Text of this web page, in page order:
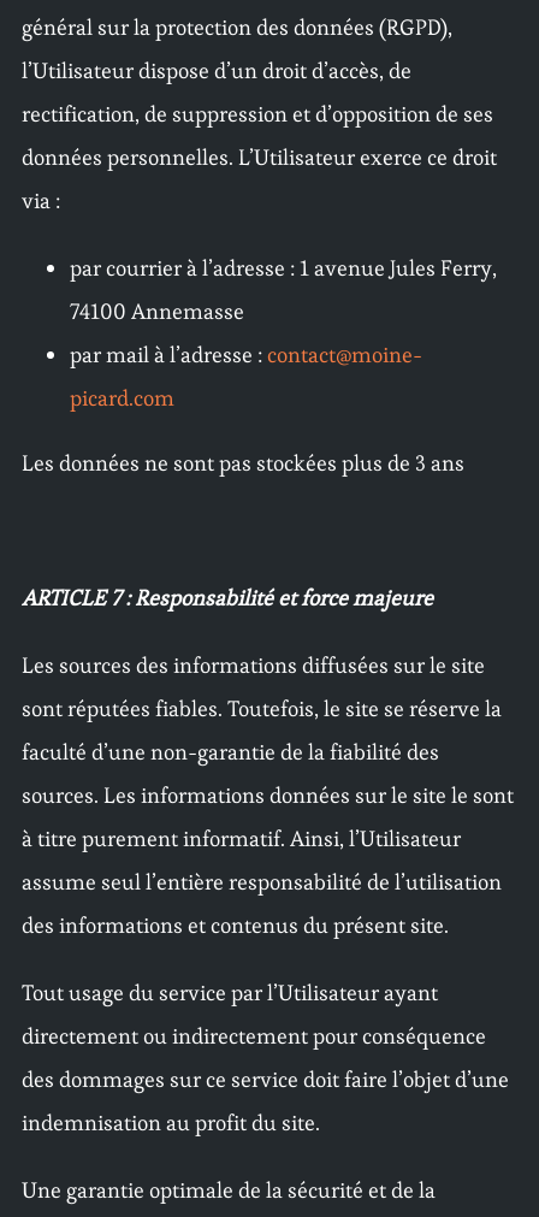
général sur la protection des données (RGPD),
l’Utilisateur dispose d’un droit d’accès, de
rectification, de suppression et d’opposition de ses
données personnelles. L’Utilisateur exerce ce droit
via :
par courrier à l’adresse : 1 avenue Jules Ferry,
74100 Annemasse
par mail à l’adresse :contact@moine-
picard.com
Les données ne sont pas stockées plus de 3 ans
ARTICLE 7 : Responsabilité et force majeure
Les sources des informations diffusées sur le site
sont réputées fiables. Toutefois, le site se réserve la
faculté d’une non-garantie de la fiabilité des
sources. Les informations données sur le site le sont
à titre purement informatif. Ainsi, l’Utilisateur
assume seul l’entière responsabilité de l’utilisation
des informations et contenus du présent site.
Tout usage du service par l’Utilisateur ayant
directement ou indirectement pour conséquence
des dommages sur ce service doit faire l’objet d’une
indemnisation au profit du site.
Une garantie optimale de la sécurité et de la